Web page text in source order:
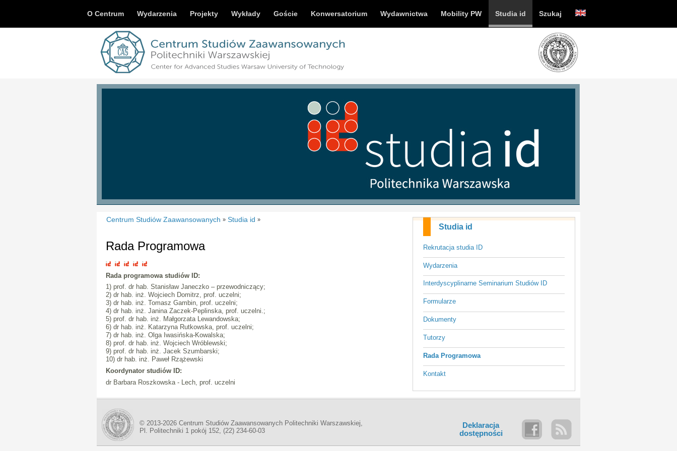
O Centrum Wydarzenia Projekty Wykłady Goście Konwersatorium Wydawnictwa Mobility PW Studia id Szukaj
Studia id
Rekrutacja studia ID
Wydarzenia
Interdyscyplinarne Seminarium Studiów ID
Formularze
Dokumenty
Tutorzy
Rada Programowa
Kontakt
Centrum Studiów Zaawansowanych » Studia id »
Rada Programowa
Rada programowa studiów ID:
1) prof. dr hab. Stanisław Janeczko – przewodniczący;
2) dr hab. inż. Wojciech Domitrz, prof. uczelni;
3) dr hab. inż. Tomasz Gambin, prof. uczelni;
4) dr hab. inż. Janina Zaczek-Peplinska, prof. uczelni.;
5) prof. dr hab. inż. Małgorzata Lewandowska;
6) dr hab. inż. Katarzyna Rutkowska, prof. uczelni;
7) dr hab. inż. Olga Iwasińska-Kowalska;
8) prof. dr hab. inż. Wojciech Wróblewski;
9) prof. dr hab. inż. Jacek Szumbarski;
10) dr hab. inż. Paweł Rzążewski
Koordynator studiów ID:
dr Barbara Roszkowska - Lech, prof. uczelni
Deklaracja
dostępności
© 2013-2026 Centrum Studiów Zaawansowanych Politechniki Warszawskiej,
Pl. Politechniki 1 pokój 152, (22) 234-60-03